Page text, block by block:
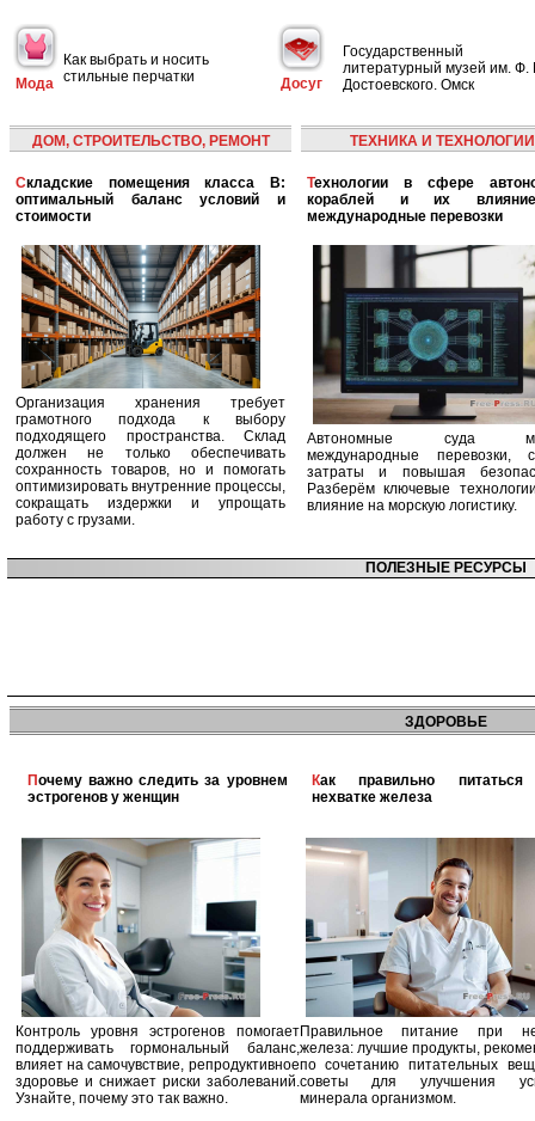
Мода
Как выбрать и носить
стильные перчатки
Досуг
Государственный
литературный музей им. Ф.
Достоевского. Омск
ДОМ, СТРОИТЕЛЬСТВО, РЕМОНТ
Складские помещения класса B:
оптимальный баланс условий и
стоимости
Организация хранения требует
грамотного подхода к выбору
подходящего пространства. Склад
должен не только обеспечивать
сохранность товаров, но и помогать
оптимизировать внутренние процессы,
сокращать издержки и упрощать
работу с грузами.
ТЕХНИКА И ТЕХНОЛОГИИ
Технологии в сфере автономных
кораблей и их
международные перевозки
Автономные суда
международные перевозки,
затраты и повышая
Разберём ключевые
влияние на морскую логистику.
ПОЛЕЗНЫЕ РЕСУРСЫ
ЗДОРОВЬЕ
Почему важно следить за уровнем
эстрогенов у женщин
Контроль уровня эстрогенов помогает
поддерживать гормональный баланс,
влияет на самочувствие, репродуктивное
здоровье и снижает риски заболеваний.
Узнайте, почему это так важно.
Как правильно питаться при
нехватке железа
Правильное питание при
железа: лучшие продукты,
по сочетанию питательных
советы для улучшения
минерала организмом.